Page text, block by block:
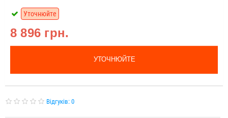
8 896 грн.
Уточнюйте
УТОЧНЮЙТЕ
Відгуків: 0